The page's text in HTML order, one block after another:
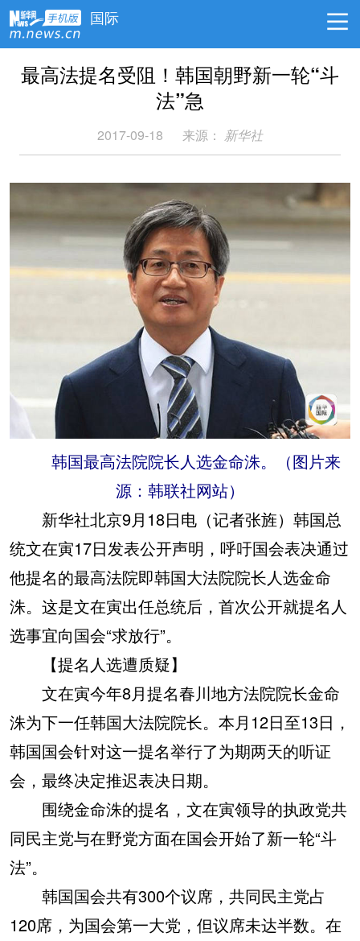
国际
最高法提名受阻！韩国朝野新一轮“斗
法”急
2017-09-18 来源： 新华社
韩国最高法院院长人选金命洙。（图片来
源：韩联社网站）
新华社北京9月18日电（记者张旌）韩国总
统文在寅17日发表公开声明，呼吁国会表决通过
他提名的最高法院即韩国大法院院长人选金命
洙。这是文在寅出任总统后，首次公开就提名人
选事宜向国会“求放行”。
【提名人选遭质疑】
文在寅今年8月提名春川地方法院院长金命
洙为下一任韩国大法院院长。本月12日至13日，
韩国国会针对这一提名举行了为期两天的听证
会，最终决定推迟表决日期。
围绕金命洙的提名，文在寅领导的执政党共
同民主党与在野党方面在国会开始了新一轮“斗
法”。
韩国国会共有300个议席，共同民主党占
120席，为国会第一大党，但议席未达半数。在